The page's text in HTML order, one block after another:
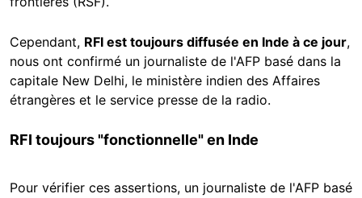
Cependant, RFI est toujours diffusée en Inde à ce jour,
nous ont confirmé un journaliste de l'AFP basé dans la
capitale New Delhi, le ministère indien des Affaires
étrangères et le service presse de la radio.
RFI toujours "fonctionnelle" en Inde
Pour vérifier ces assertions, un journaliste de l'AFP basé